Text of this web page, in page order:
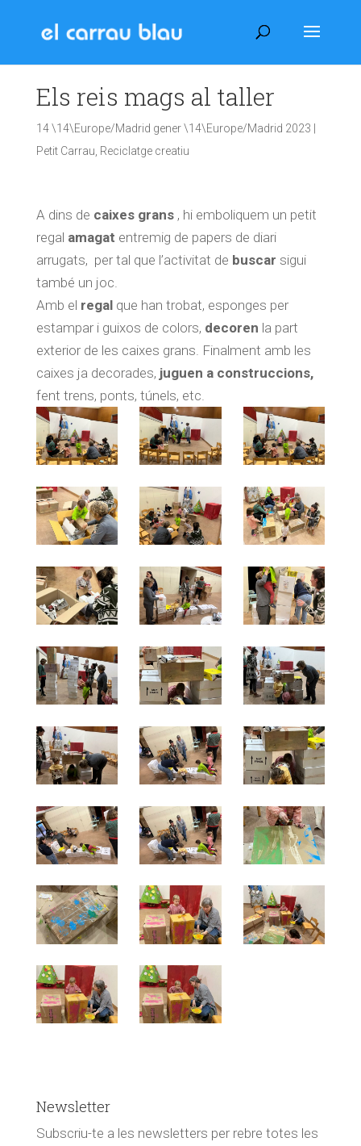
Els reis mags al taller
14 \14\Europe/Madrid gener \14\Europe/Madrid 2023
Petit Carrau Reciclatge creatiu
A dins de caixes grans, hi emboliquem un petit
regal amagat entremig de papers de diari
arrugats, per tal que l’activitat de buscar sigui
també un joc.
Amb el regalque han trobat, esponges per
estampar i guixos de colors, decoren la part
exterior de les caixes grans. Finalment amb les
caixes ja decorades, juguen a construccions,
fent trens, ponts, túnels, etc.
Newsletter
Subscriu-te a les newsletters per rebre totes les